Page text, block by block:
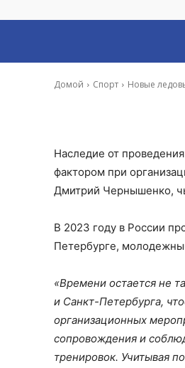
Домой Спорт Новые
Наследие от
фактором при
Дмитрий Чернышенко,
В 2023 году в России
Петербурге,
«Времени остается не
и Санкт-Петербурга,
организационных
сопровождения и
тренировок. Учитывая